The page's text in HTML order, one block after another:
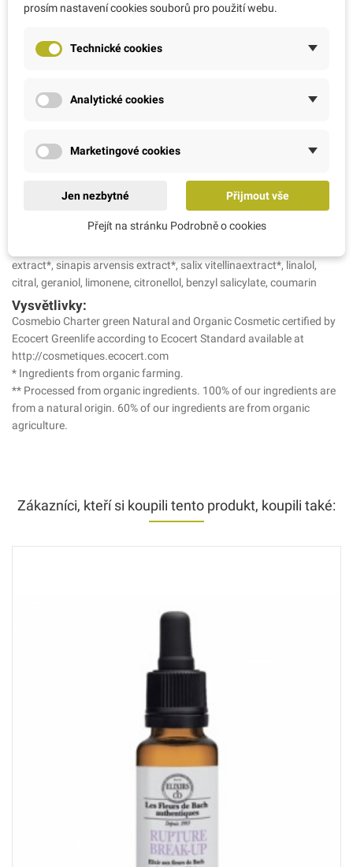
Grapefruitu bio: podporuje stimulaci organismu a navrací vitalitu
Aplikujte v případě potřeby na zápěstí, spánky nebo okraje rtů.
Výhradní zastoupení: AMC RATIO s.r.o., Arch. Weisse 1089, Řevnice,
Ingrédients INCI:
Alcohol**, propanediol dicaprylate, ricinus communis seed oil*,
glycerin, citrus aurantiumamara oil*, parfum , lavandula officinalis
oil*, cymbopogon flexuosus oil*, aqua ,pelargonium graveolens oil*,
origanum majorana oil*, santal austrocaledonium oil*,
ulexeuropaeus extract*, castanea sativa extract*, ornithogallum
extract*, sinapis arvensis extract*, salix vitellinaextract*, linalol,
citral, geraniol, limonene, citronellol, benzyl salicylate, coumarin
Vysvětlivky:
Cosmebio Charter green Natural and Organic Cosmetic certified by
Ecocert Greenlife according to Ecocert Standard available at
http://cosmetiques.ecocert.com
* Ingredients from organic farming.
** Processed from organic ingredients. 100% of our ingredients are
from a natural origin. 60% of our ingredients are from organic
agriculture.
Zákazníci, kteří si koupili tento produkt, koupili také:
prosím nastavení cookies souborů pro použití webu.
Technické cookies
Analytické cookies
Marketingové cookies
Jen nezbytné Přijmout vše
Přejít na stránku Podrobně o cookies